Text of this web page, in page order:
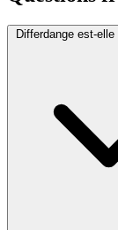
Differdange est-